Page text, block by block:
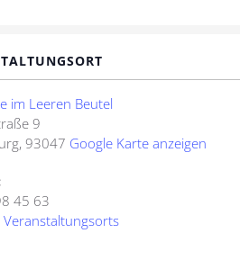
im Leeren Beutel
9
, 93047 Google Karte anzeigen
45 63
Veranstaltungsorts